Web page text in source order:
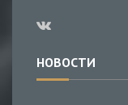
НОВОСТИ